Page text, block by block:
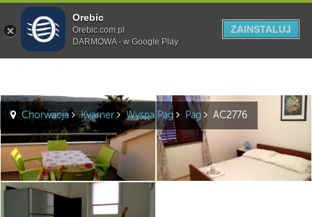
Szukaj
Chorwacja Kvarner Wyspa Pag Pag AC2776
Orebic
Orebic.com.pl
DARMOWA - w Google Play
ZAINSTALUJ